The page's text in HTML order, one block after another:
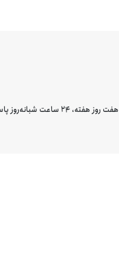
هفت روز هفته، ۲۴ ساعت شبانه‌روز پاسخگوی شما هستیم.